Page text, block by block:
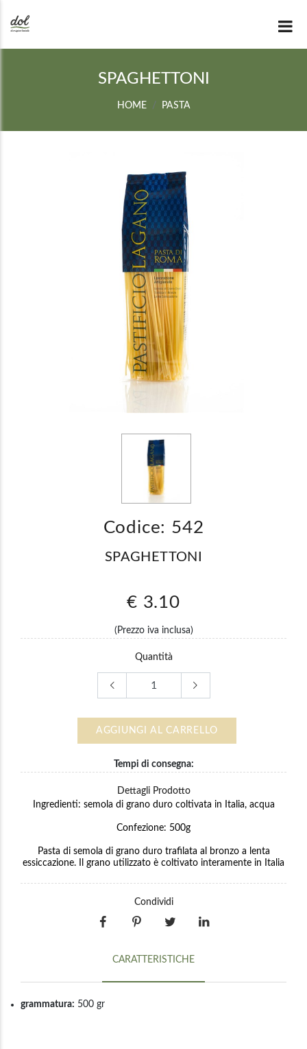
SPAGHETTONI
HOME PASTA
Codice: 542
SPAGHETTONI
€ 3.10
(Prezzo iva inclusa)
Quantità
AGGIUNGI AL CARRELLO
Tempi di consegna:
Dettagli Prodotto
Ingredienti: semola di grano duro coltivata in Italia, acqua
Confezione: 500g
Pasta di semola di grano duro trafilata al bronzo a lenta
essiccazione. Il grano utilizzato è coltivato interamente in Italia
Condividi
CARATTERISTICHE
grammatura: 500 gr